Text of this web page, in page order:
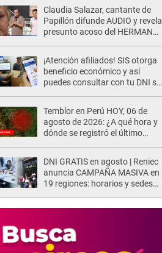
Claudia Salazar, cantante de
Papillón difunde AUDIO y revela
presunto acoso del HERMANO
shock"
¡Atención afiliados! SIS otorga
beneficio económico y así
puedes consultar con tu DNI si
Temblor en Perú HOY, 06 de
agosto de 2026: ¿A qué hora y
dónde se registró el último
DNI GRATIS en agosto | Reniec
anuncia CAMPAÑA MASIVA en
19 regiones: horarios y sedes